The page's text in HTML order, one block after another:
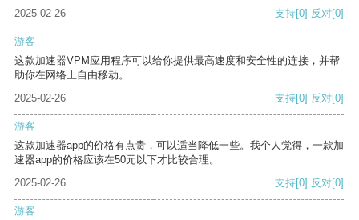
2025-02-26
支持[0] 反对[0]
游客
这款加速器VPM应用程序可以给你提供最高速度和安全性的连接，并帮
助你在网络上自由移动。
2025-02-26
支持[0] 反对[0]
游客
这款加速器app的价格有点贵，可以适当降低一些。我个人觉得，一款加
速器app的价格应该在50元以下才比较合理。
2025-02-26
支持[0] 反对[0]
游客